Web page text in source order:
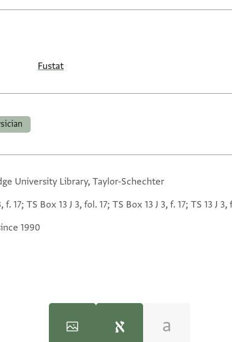
Fustat
University Library, Taylor-Schechter
f. 17; TS Box 13 J 3, fol. 17; TS Box 13 J 3, f. 17; TS 13 J 3,
1990